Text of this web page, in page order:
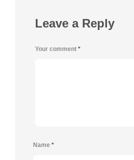
Leave a Reply
Your comment *
Name *